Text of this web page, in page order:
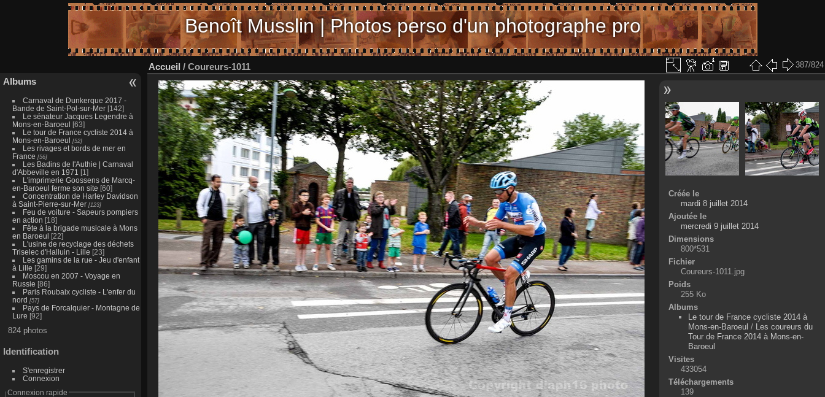
Benoît Musslin | Photos perso d'un photographe pro
Albums
Carnaval de Dunkerque 2017 -
Bande de Saint-Pol-sur-Mer[142]
Le sénateur Jacques Legendre à
Mons-en-Baroeul [63]
Le tour de France cycliste 2014 à
Mons-en-Baroeul [52]
Les rivages et bords de mer en
France [56]
Les Badins de l'Authie | Carnaval
d'Abbeville en 1971 [1]
L'imprimerie Goossens de Marcq-
en-Baroeul ferme son site [60]
Concentration de Harley Davidson
à Saint-Pierre-sur-Mer[123]
Feu de voiture - Sapeurs pompiers
en action [18]
Fête à la brigade musicale à Mons
en Baroeul [22]
L'usine de recyclage des déchets
Triselec d'Halluin - Lille [23]
Les gamins de la rue - Jeu d'enfant
à Lille [29]
Moscou en 2007 - Voyage en
Russie [86]
Paris Roubaix cycliste - L'enfer du
nord [57]
Pays de Forcalquier - Montagne de
Lure [92]
824 photos
Identification
S'enregistrer
Connexion
Connexion rapide
Accueil / Coureurs-1011 387/824
Créée le
mardi 8 juillet 2014
Ajoutée le
mercredi 9 juillet 2014
Dimensions
800*531
Fichier
Coureurs-1011.jpg
Poids
255 Ko
Albums
Le tour de France cycliste 2014 à
Mons-en-Baroeul / Les coureurs du
Tour de France 2014 à Mons-en-
Baroeul
Visites
433054
Téléchargements
139